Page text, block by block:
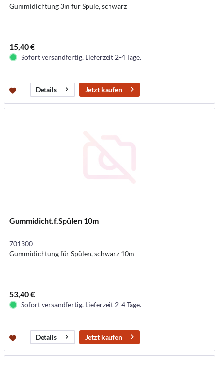
Gummidichtung 3m für Spüle, schwarz
15,40 €
Sofort versandfertig. Lieferzeit 2-4 Tage.
Details Jetzt kaufen
Gummidicht.f.Spülen 10m
701300
Gummidichtung für Spülen, schwarz 10m
53,40 €
Sofort versandfertig. Lieferzeit 2-4 Tage.
Details Jetzt kaufen